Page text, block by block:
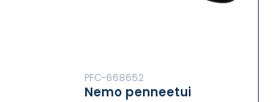
PFC-668652
Nemo penneetui